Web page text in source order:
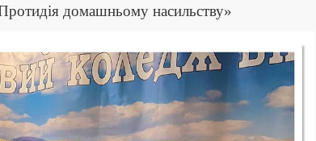
домашньому насильству»